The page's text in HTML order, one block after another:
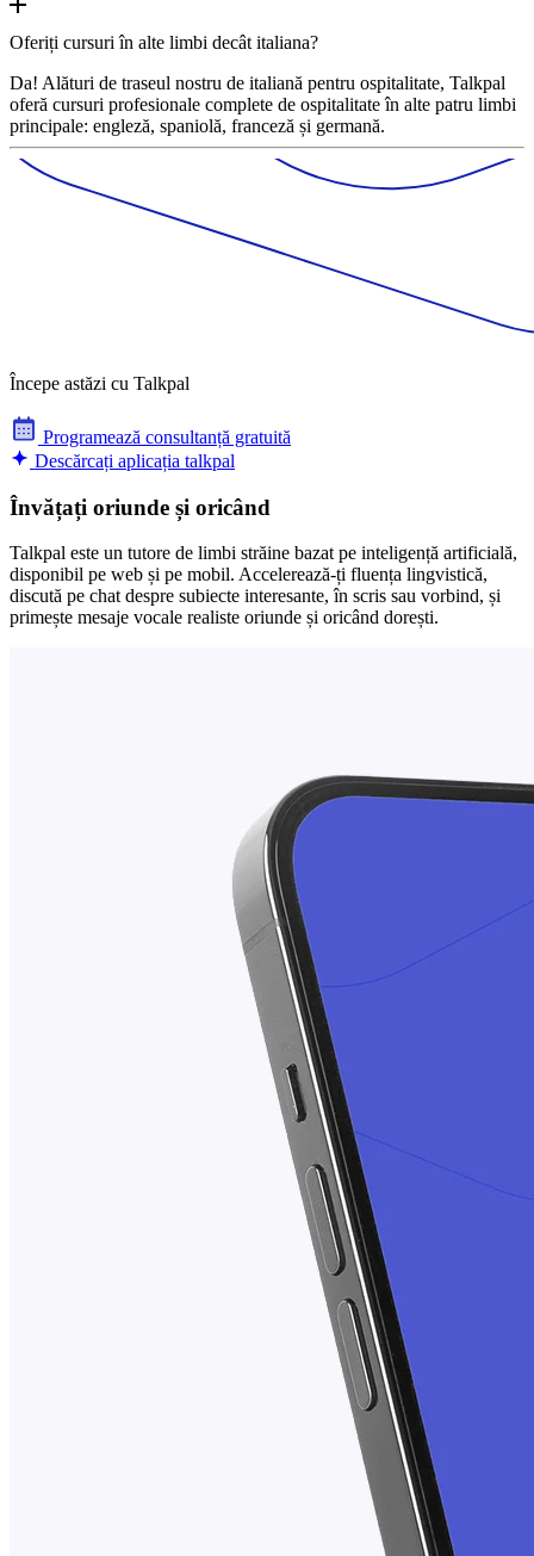
Oferiți cursuri în alte limbi decât italiana?
Da! Alături de traseul nostru de italiană pentru ospitalitate, Talkpal
oferă cursuri profesionale complete de ospitalitate în alte patru limbi
principale: engleză, spaniolă, franceză și germană.
Începe astăzi cu Talkpal
Programează consultanță gratuită
Descărcați aplicația talkpal
Învățați oriunde și oricând
Talkpal este un tutore de limbi străine bazat pe inteligență artificială,
disponibil pe web și pe mobil. Accelerează-ți fluența lingvistică,
discută pe chat despre subiecte interesante, în scris sau vorbind, și
primește mesaje vocale realiste oriunde și oricând dorești.